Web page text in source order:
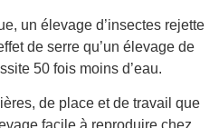
un élevage d’insectes rejette
de serre qu’un élevage de
50 fois moins d’eau.
de place et de travail que